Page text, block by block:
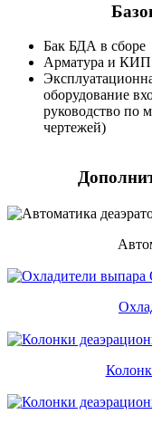
Бак БДА в сборе
Арматура и КИП
оборудование
руководство по
чертежей)